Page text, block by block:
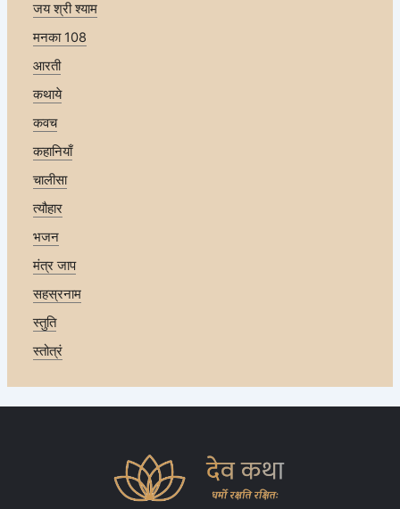
जय श्री श्याम
मनका 108
आरती
कथाये
कवच
कहानियाँ
चालीसा
त्यौहार
भजन
मंत्र जाप
सहस्रनाम
स्तुति
स्तोत्रं